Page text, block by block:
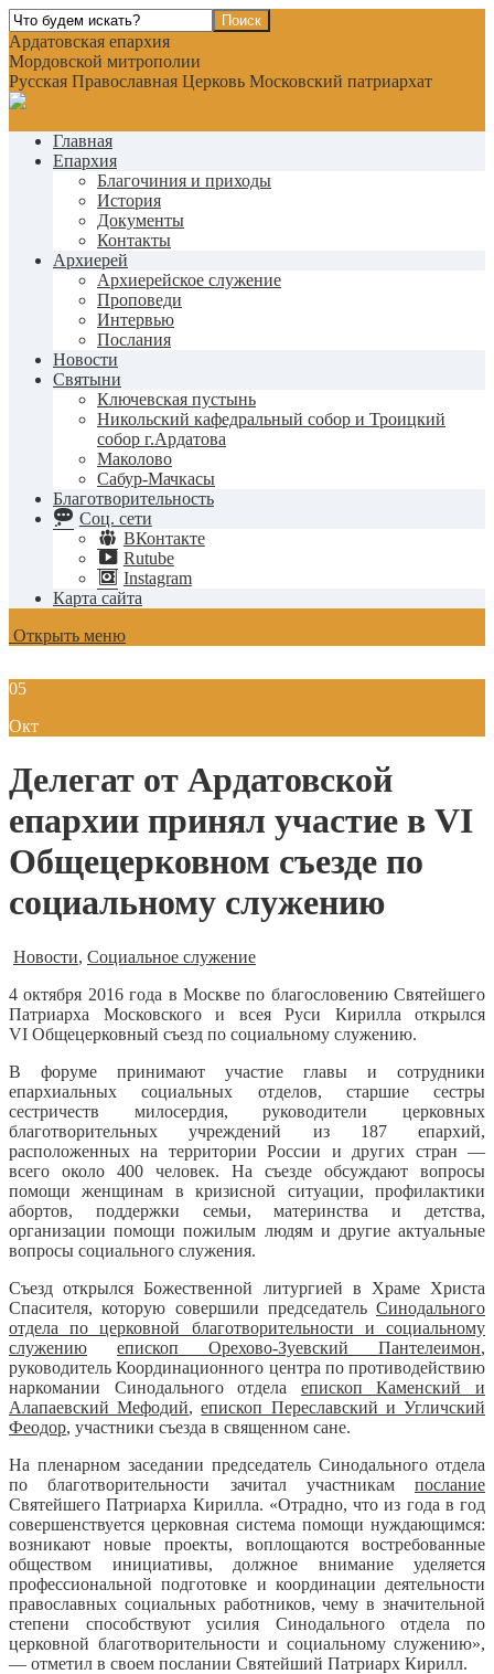
Ардатовская епархия
Мордовской митрополии
Русская Православная Церковь Московский патриархат
Главная
Епархия
Благочиния и приходы
История
Документы
Контакты
Архиерей
Архиерейское служение
Проповеди
Интервью
Послания
Новости
Святыни
Ключевская пустынь
Никольский кафедральный собор и Троицкий
собор г.Ардатова
Маколово
Сабур-Мачкасы
Благотворительность
Соц. сети
ВКонтакте
Rutube
Instagram
Карта сайта
Открыть меню
05
Окт
Делегат от Ардатовской
епархии принял участие в VI
Общецерковном съезде по
социальному служению
Новости, Социальное служение
4 октября 2016 года в Москве по благословению Святейшего
Патриарха Московского и всея Руси Кирилла открылся
VI Общецерковный съезд по социальному служению.
В форуме принимают участие главы и сотрудники
епархиальных социальных отделов, старшие сестры
сестричеств милосердия, руководители церковных
благотворительных учреждений из 187 епархий,
расположенных на территории России и других стран —
всего около 400 человек. На съезде обсуждают вопросы
помощи женщинам в кризисной ситуации, профилактики
абортов, поддержки семьи, материнства и детства,
организации помощи пожилым людям и другие актуальные
вопросы социального служения.
Съезд открылся Божественной литургией в Храме Христа
Спасителя, которую совершили председатель Синодального
отдела по церковной благотворительности и социальному
служению
епископ Орехово-Зуевский Пантелеимон,
руководитель Координационного центра по противодействию
наркомании Синодального отдела епископ Каменский и
Алапаевский Мефодий,епископ Переславский и Угличский
Феодор, участники съезда в священном сане.
На пленарном заседании председатель Синодального отдела
по благотворительности зачитал участникам послание
Святейшего Патриарха Кирилла. «Отрадно, что из года в год
совершенствуется церковная система помощи нуждающимся:
возникают новые проекты, воплощаются востребованные
обществом инициативы, должное внимание уделяется
профессиональной подготовке и координации деятельности
православных социальных работников, чему в значительной
степени способствуют усилия Синодального отдела по
церковной благотворительности и социальному служению»,
— отметил в своем послании Святейший Патриарх Кирилл.